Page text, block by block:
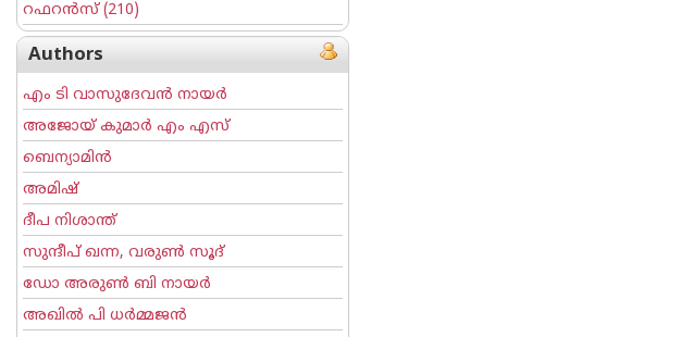
റഫറന്‍സ്(210)
Authors
എം ടി വാസുദേവന്‍ നായര്‍
അജോയ് കുമാര്‍ എം എസ്
ബെന്യാമിന്‍
അമിഷ്
ദീപ നിശാന്ത്
സുന്ദീപ് ഖന്ന, വരുൺ സൂദ്
ഡോ അരുണ്‍ ബി നായര്‍
അഖില്‍ പി ധര്‍മ്മജന്‍